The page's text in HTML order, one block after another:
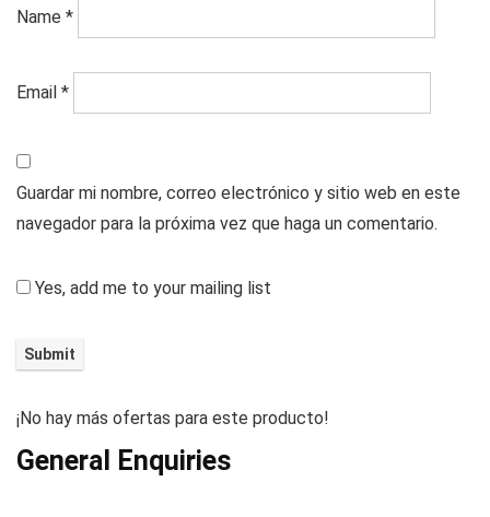
Name *
Email *
Guardar mi nombre, correo electrónico y sitio web en este
navegador para la próxima vez que haga un comentario.
Yes, add me to your mailing list
¡No hay más ofertas para este producto!
General Enquiries